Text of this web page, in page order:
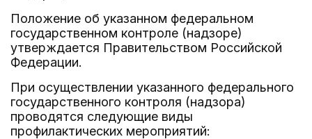
Положение об указанном федеральном
государственном контроле (надзоре)
утверждается Правительством Российской
Федерации.
При осуществлении указанного федерального
государственного контроля (надзора)
проводятся следующие виды
профилактических мероприятий: